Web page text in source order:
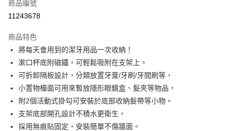
消。如遇「轉專審核」未通過狀況，表示未達大哥付你分期系統評分，恕無
法說明評估內容。
1.分期款項不併入電信帳單，「大哥付你分期」於每月結算日後寄送繳費提
2.透過簡訊連結打開帳單後，可選擇「超商條碼／台灣大直營門市／銀行轉
帳／街口支付／iPASS MONEY」等通路繳費。
【注意事項】
1.本服務係由「台灣大哥大股份有限公司」（以下簡稱本公司）所提供，讓
用戶於交易時，得透過本服務購買商品或服務，並由商店將買賣／分期付款
買賣價金債權讓與本公司後，依約使用本公司帳單繳交帳款。
2.基於同意付款使用「大哥付你分期」之契約關係目的，商店將以您的個人
資料（包含姓名、電話或地址）提供予台灣大哥大進項蒐集、處理及利用，
每筆NT$100，滿NT$499(含以上)免運費
每筆NT$100，滿NT$499(含以上)免運費
7-11取貨付款
每筆NT$100，滿NT$499(含以上)免運費
付款後7-11取貨
每筆NT$100，滿NT$499(含以上)免運費
宅配【父親節大回饋】限時$299免運
商品編號
11243678
商品特色
將每天會用到的潔牙用品一次收納！
漱口杯底附磁鐵，可輕鬆吸附在支架上。
可拆卸隔板設計，分類放置牙膏/牙刷/牙間刷等，
小置物檯面可用來暫放隱形眼鏡盒、髮夾等物品，
附2個活動式掛勾可安裝於底部收納髮帶等小物。
支架底部開孔設計不積水更衛生，
採用無痕貼固定，安裝簡單不傷牆面。